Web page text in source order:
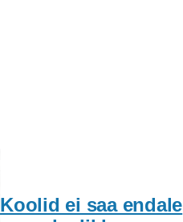
Koolid ei saa endale